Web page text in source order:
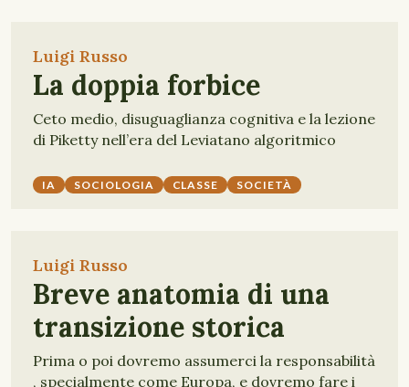
Luigi Russo
La doppia forbice
Ceto medio, disuguaglianza cognitiva e la lezione
di Piketty nell’era del Leviatano algoritmico
IA SOCIOLOGIA CLASSE SOCIETÀ
Luigi Russo
Breve anatomia di una
transizione storica
Prima o poi dovremo assumerci la responsabilità
, specialmente come Europa, e dovremo fare i